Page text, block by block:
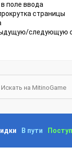
поле ввода
страницы
следующую
В пути